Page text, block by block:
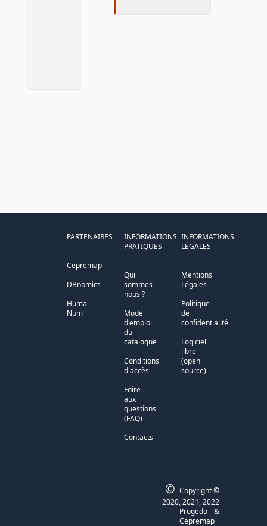
PARTENAIRES
Cepremap
DBnomics
Huma-
Num
INFORMATIONS
PRATIQUES
Qui
sommes
nous ?
Mode
d'emploi
du
catalogue
Conditions
d'accès
Foire
aux
questions
(FAQ)
Contacts
INFORMATIONS
LÉGALES
Mentions
Légales
Politique
de
confidentialité
Logiciel
libre
(open
source)
© Copyright ©
2020, 2021, 2022
Progedo
&
Cepremap